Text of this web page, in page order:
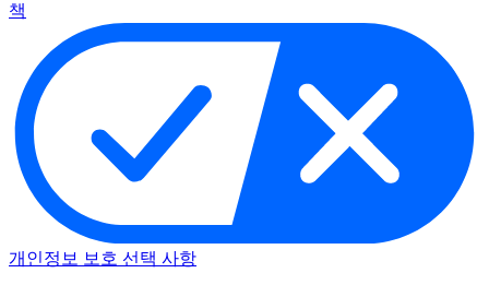
책
개인정보 보호 선택 사항